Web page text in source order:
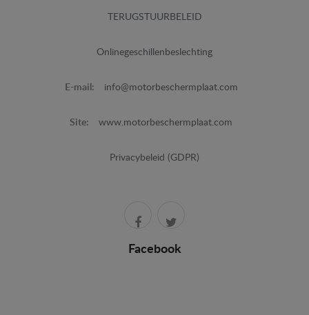
TERUGSTUURBELEID
Onlinegeschillenbeslechting
E-mail: info@motorbeschermplaat.com
Site: www.motorbeschermplaat.com
Privacybeleid (GDPR)
Facebook